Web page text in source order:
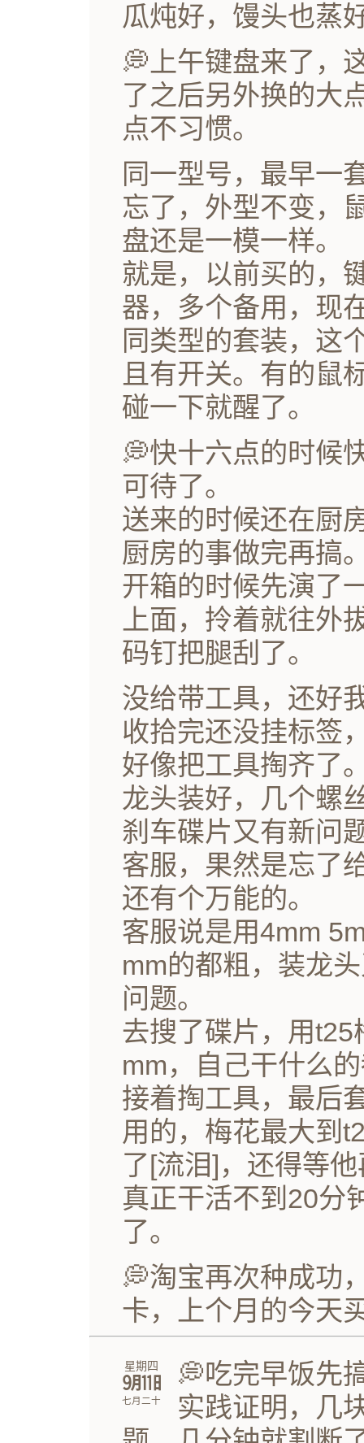
瓜炖好，馒头也蒸
💭上午键盘来了，
了之后另外换的大
点不习惯。
同一型号，最早一
忘了，外型不变，
盘还是一模一样。
就是，以前买的，
器，多个备用，现
同类型的套装，这
且有开关。有的鼠
碰一下就醒了。
💭快十六点的时候
可待了。
送来的时候还在厨
厨房的事做完再搞
开箱的时候先演了
上面，拎着就往外
码钉把腿刮了。
没给带工具，还好
收拾完还没挂标签
好像把工具掏齐了
龙头装好，几个螺
刹车碟片又有新问
客服，果然是忘了
还有个万能的。
客服说是用4mm
mm的都粗，装龙
问题。
去搜了碟片，用
mm，自己干什么
接着掏工具，最后
用的，梅花最大到
了[流泪]，还得等
真正干活不到20分
了。
💭淘宝再次种成功
卡，上个月的今天
星期四
㋈㏪
七月二十
💭吃完早饭先
实践证明，几